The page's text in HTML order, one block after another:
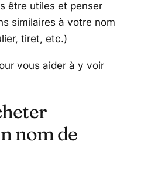
être utiles et penser
similaires à votre nom
tiret, etc.)
vous aider à y voir
nom de